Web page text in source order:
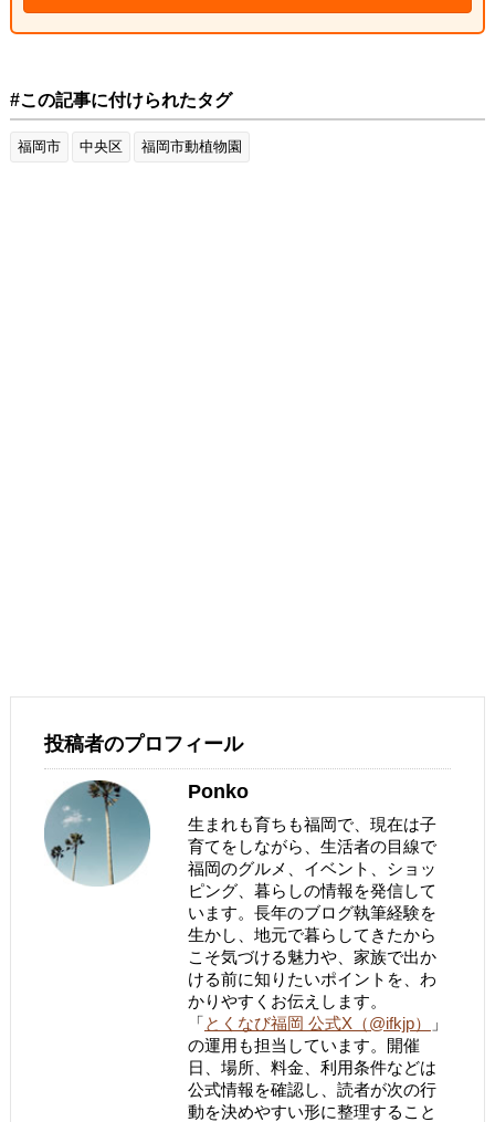
#この記事に付けられたタグ
福岡市 中央区 福岡市動植物園
投稿者のプロフィール
Ponko
生まれも育ちも福岡で、現在は子
育てをしながら、生活者の目線で
福岡のグルメ、イベント、ショッ
ピング、暮らしの情報を発信して
います。長年のブログ執筆経験を
生かし、地元で暮らしてきたから
こそ気づける魅力や、家族で出か
ける前に知りたいポイントを、わ
かりやすくお伝えします。
「とくなび福岡 公式X（@ifkjp）
」
の運用も担当しています。開催
日、場所、料金、利用条件などは
公式情報を確認し、読者が次の行
動を決めやすい形に整理すること